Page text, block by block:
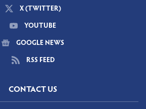
X (TWITTER)
YOUTUBE
GOOGLE NEWS
RSS FEED
CONTACT US